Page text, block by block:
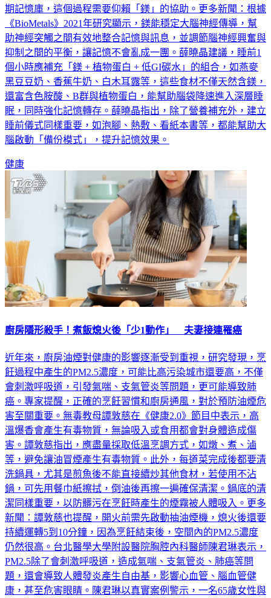
期記憶庫，這個過程需要仰賴「鎂」的協助。更多新聞：根據
《BioMetals》2021年研究顯示，鎂能穩定大腦神經傳導，幫
助神經突觸之間有效地整合記憶與訊息，並調節腦神經興奮與
抑制之間的平衡，讓記憶不會亂成一團。薛曉晶建議，睡前1
個小時應補充「鎂 + 植物蛋白 + 低GI碳水」的組合，如燕麥
黑豆豆奶、香蕉牛奶、白木耳露等，這些食材不僅天然含鎂，
還富含色胺酸、B群與植物蛋白，能幫助腦袋降速進入深層睡
眠，同時強化記憶轉存。薛曉晶指出，除了營養補充外，建立
睡前儀式同樣重要，如泡腳、熱敷、看紙本書等，都能幫助大
腦啟動「備份模式」，提升記憶效果。
健康
廚房隱形殺手！煮飯熄火後「少1動作」 夫妻接連罹癌
近年來，廚房油煙對健康的影響逐漸受到重視，研究發現，烹
飪過程中產生的PM2.5濃度，可能比高污染城市還要高，不僅
會刺激呼吸道，引發氣喘、支氣管炎等問題，更可能導致肺
癌。專家提醒，正確的烹飪習慣和廚房通風，對於預防油煙危
害至關重要。無毒教母譚敦慈在《健康2.0》節目中表示，高
溫爆香會產生有毒物質，無論吸入或食用都會對身體造成傷
害。譚敦慈指出，應盡量採取低溫烹調方式，如燉、煮、滷
等，避免讓油冒煙產生有毒物質。此外，每道菜完成後都要清
洗鍋具，尤其是煎魚後不能直接續炒其他食材，若使用不沾
鍋，可先用餐巾紙擦拭，倒油後再擦一遍確保清潔。鍋底的清
潔同樣重要，以防髒污在烹飪時產生的煙霧被人體吸入。更多
新聞：譚敦慈也提醒，開火前需先啟動抽油煙機，熄火後還要
持續運轉5到10分鐘，因為烹飪結束後，空間內的PM2.5濃度
仍然很高。台北醫學大學附設醫院胸腔內科醫師陳君琳表示，
PM2.5除了會刺激呼吸道，造成氣喘、支氣管炎、肺癌等問
題，還會導致人體發炎產生自由基，影響心血管、腦血管健
康，甚至危害眼睛。陳君琳以真實案例警示，一名65歲女性與